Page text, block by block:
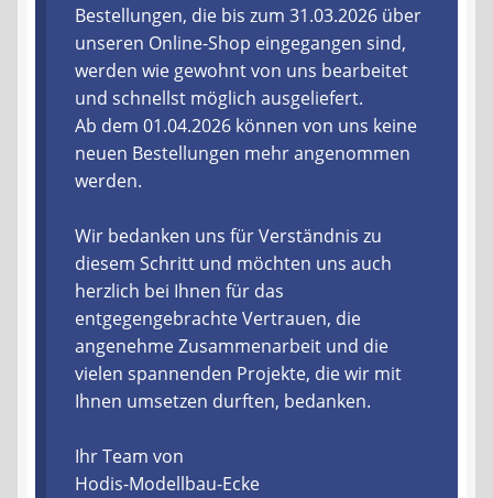
Ablauf einer Bestellung
Liefer- und Versandkosten
Zahlungsarten
Lieferzeit & Verfügbarkeit
Gutschein
Batterien- und Akku Verordnung
Elektro- und Elektronikgeräte Verordnung
Vereine & Foren
Bestellungen, die bis zum 31.03.2026 über
unseren Online-Shop eingegangen sind,
werden wie gewohnt von uns bearbeitet
und schnellst möglich ausgeliefert.
Ab dem 01.04.2026 können von uns keine
neuen Bestellungen mehr angenommen
werden.
Wir bedanken uns für Verständnis zu
diesem Schritt und möchten uns auch
herzlich bei Ihnen für das
entgegengebrachte Vertrauen, die
angenehme Zusammenarbeit und die
vielen spannenden Projekte, die wir mit
Ihnen umsetzen durften, bedanken.
Ihr Team von
Hodis-Modellbau-Ecke